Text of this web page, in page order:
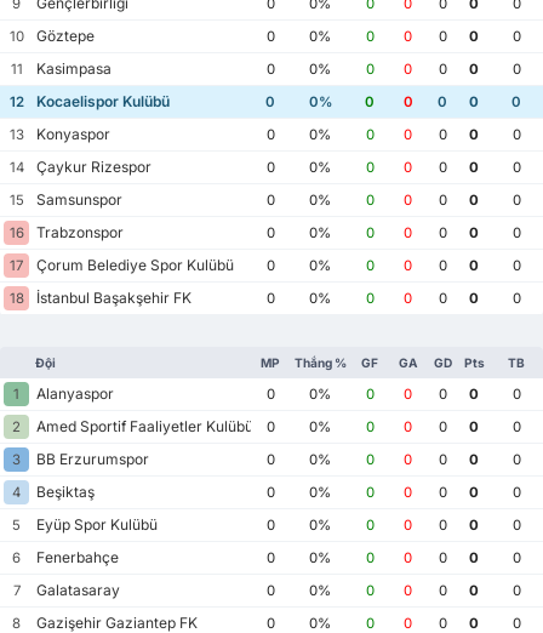
9 0 0% 0 0 0 0
0
10
Göztepe 0 0% 0 0 0 0
0
11
Kasimpasa 0 0% 0 0 0 0
0
12
Kocaelispor Kulübü 0 0% 0 0 0 0
0
13
Konyaspor 0 0% 0 0 0 0
0
14
Çaykur Rizespor 0 0% 0 0 0 0
0
15
Samsunspor 0 0% 0 0 0 0
0
16
Trabzonspor 0 0% 0 0 0 0
0
17
Çorum Belediye Spor Kulübü 0 0% 0 0 0 0
0
18
İstanbul Başakşehir FK 0 0% 0 0 0 0 0
Đội MP Thắng % GF GA GD Pts TB
1 Alanyaspor 0 0% 0 0 0 0
0
2
Amed Sportif Faaliyetler Kulübü 0 0% 0 0 0 0
0
3
BB Erzurumspor 0 0% 0 0 0 0
0
4
Beşiktaş 0 0% 0 0 0 0
0
5
Eyüp Spor Kulübü 0 0% 0 0 0 0
0
6
Fenerbahçe 0 0% 0 0 0 0
0
7
Galatasaray 0 0% 0 0 0 0
0
8
Gazişehir Gaziantep FK 0 0% 0 0 0 0
0